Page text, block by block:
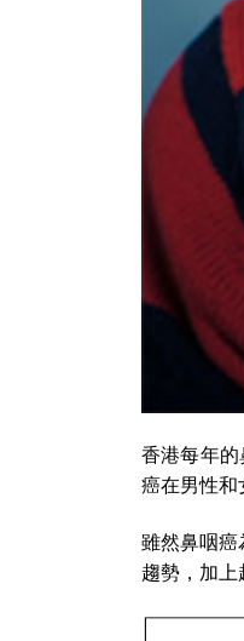
香港每年
癌在男性和
雖然鼻咽癌
趨勢，加上